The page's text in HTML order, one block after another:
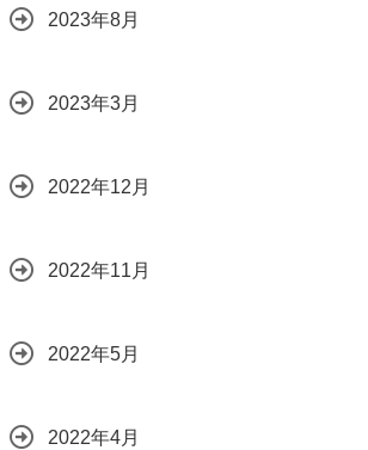
2023年8月
2023年3月
2022年12月
2022年11月
2022年5月
2022年4月